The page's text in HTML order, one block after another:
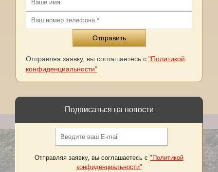
Отправляя заявку, вы соглашаетесь с "Политикой
конфиденциальности"
Подписаться на новости
Отправляя заявку, вы соглашаетесь с "Политикой
конфиденциальности"